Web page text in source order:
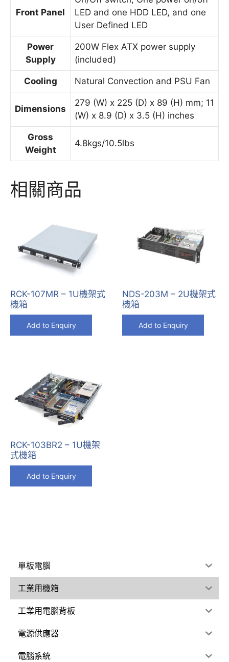
Front Panel
LED and one HDD LED, and one
User Defined LED
Power
Supply
200W Flex ATX power supply
(included)
Cooling Natural Convection and PSU Fan
Dimensions
279 (W) x 225 (D) x 89 (H) mm; 11
(W) x 8.9 (D) x 3.5 (H) inches
Gross
Weight
4.8kgs/10.5lbs
相關商品
RCK-107MR – 1U機架式
機箱
Add to Enquiry
NDS-203M – 2U機架式
機箱
Add to Enquiry
RCK-103BR2 – 1U機架
式機箱
Add to Enquiry
單板電腦
工業用機箱
工業用電腦背板
電源供應器
電腦系統